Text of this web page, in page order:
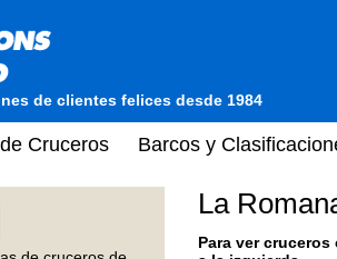
de clientes felices desde 1984
Cruceros Barcos y
La
Para ver